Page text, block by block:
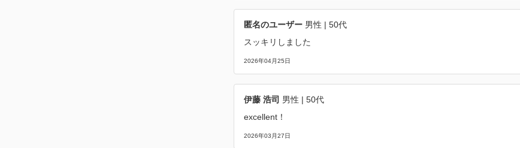
匿名のユーザー 男性 | 50代
スッキリしました
2026年04月25日
伊藤 浩司 男性 | 50代
excellent！
2026年03月27日